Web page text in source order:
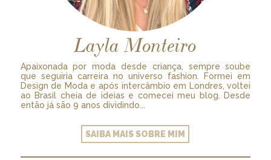
Layla Monteiro
Apaixonada por moda desde criança, sempre soube
que seguiria carreira no universo fashion. Formei em
Design de Moda e após intercâmbio em Londres, voltei
ao Brasil cheia de ideias e comecei meu blog. Desde
então já são 9 anos dividindo...
SAIBA MAIS SOBRE MIM